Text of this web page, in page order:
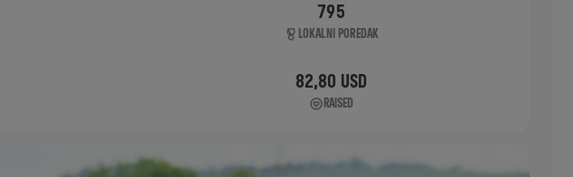
795
LOKALNI POREDAK
82,80 USD
RAISED